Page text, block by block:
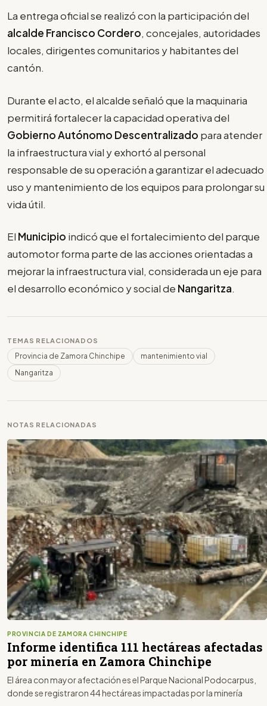
La entrega oficial se realizó con la participación del
alcalde Francisco Cordero, concejales, autoridades
locales, dirigentes comunitarios y habitantes del
cantón.
Durante el acto, el alcalde señaló que la maquinaria
permitirá fortalecer la capacidad operativa del
Gobierno Autónomo Descentralizado para atender
la infraestructura vial y exhortó al personal
responsable de su operación a garantizar el adecuado
uso y mantenimiento de los equipos para prolongar su
vida útil.
El Municipio indicó que el fortalecimiento del parque
automotor forma parte de las acciones orientadas a
mejorar la infraestructura vial, considerada un eje para
el desarrollo económico y social de Nangaritza.
TEMAS RELACIONADOS
Provincia de Zamora Chinchipe
mantenimiento vial
Nangaritza
NOTAS RELACIONADAS
PROVINCIA DE ZAMORA CHINCHIPE
Informe identifica 111 hectáreas afectadas
por minería en Zamora Chinchipe
El área con mayor afectación es el Parque Nacional Podocarpus,
donde se registraron 44 hectáreas impactadas por la minería